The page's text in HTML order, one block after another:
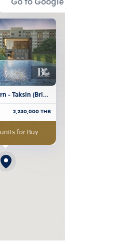
- Taksin (Brick
2,230,000THB
for Buy